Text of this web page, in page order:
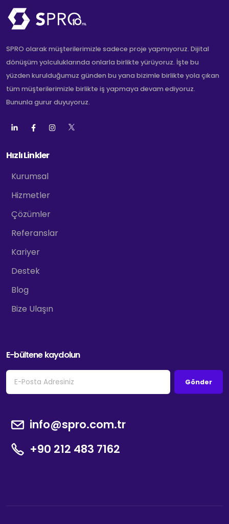
SPRO olarak müşterilerimizle sadece proje yapmıyoruz. Dijital
dönüşüm yolculuklarında onlarla birlikte yürüyoruz. İşte bu
yüzden kurulduğumuz günden bu yana bizimle birlikte yola çıkan
tüm müşterilerimizle birlikte iş yapmaya devam ediyoruz.
Bununla gurur duyuyoruz.
Hızlı Linkler
Kurumsal
Hizmetler
Çözümler
Referanslar
Kariyer
Destek
Blog
Bize Ulaşın
E-bültene kaydolun
Gönder
info@spro.com.tr
+90 212 483 7162